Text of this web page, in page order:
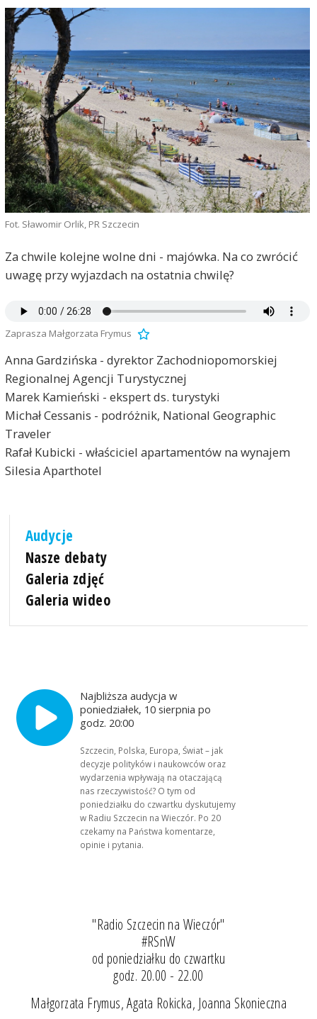
Fot. Sławomir Orlik, PR Szczecin
Za chwile kolejne wolne dni - majówka. Na co zwrócić
uwagę przy wyjazdach na ostatnia chwilę?
Zaprasza Małgorzata Frymus
Anna Gardzińska - dyrektor Zachodniopomorskiej
Regionalnej Agencji Turystycznej
Marek Kamieński - ekspert ds. turystyki
Michał Cessanis - podróżnik, National Geographic
Traveler
Rafał Kubicki - właściciel apartamentów na wynajem
Silesia Aparthotel
Audycje
Nasze debaty
Galeria zdjęć
Galeria wideo
Najbliższa audycja w
poniedziałek, 10 sierpnia po
godz. 20:00
Szczecin, Polska, Europa, Świat – jak
decyzje polityków i naukowców oraz
wydarzenia wpływają na otaczającą
nas rzeczywistość? O tym od
poniedziałku do czwartku dyskutujemy
w Radiu Szczecin na Wieczór. Po 20
czekamy na Państwa komentarze,
opinie i pytania.
"Radio Szczecin na Wieczór"
#RSnW
od poniedziałku do czwartku
godz. 20.00 - 22.00
Małgorzata Frymus, Agata Rokicka, Joanna Skonieczna